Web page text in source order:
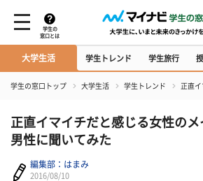
学生の
窓口とは
大学生活 学生トレンド 学生旅行
学生の窓口トップ 大学生活 学生トレンド 正直
正直イマイチだと感じる女性のメ
男性に聞いてみた
編集部：はまみ
2016/08/10